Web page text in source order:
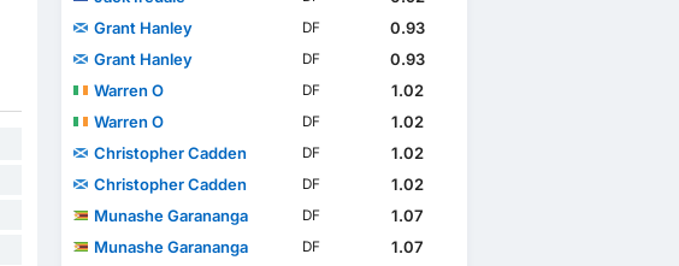
Grant Hanley
DF
0.93
Grant Hanley
DF
0.93
Warren O
DF
1.02
Warren O
DF
1.02
Christopher Cadden
DF
1.02
Christopher Cadden
DF
1.02
Munashe Garananga
DF
1.07
Munashe Garananga
DF
1.07